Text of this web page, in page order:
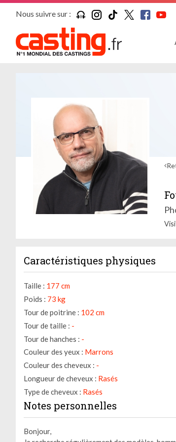
Nous suivre sur :
Caractéristiques physiques
Taille : 177 cm
Poids : 73 kg
Tour de poitrine : 102 cm
Tour de taille : -
Tour de hanches : -
Couleur des yeux : Marrons
Couleur des cheveux : -
Longueur de cheveux : Rasés
Type de cheveux : Rasés
Notes personnelles
Bonjour,